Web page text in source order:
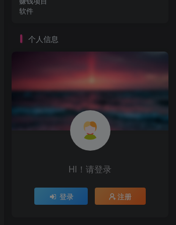
软件
个人信息
HI！请登录
登录 注册